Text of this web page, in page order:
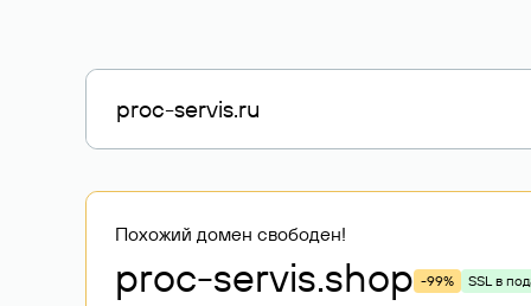
Похожий домен свободен!
proc-servis.shop -99% SSL в